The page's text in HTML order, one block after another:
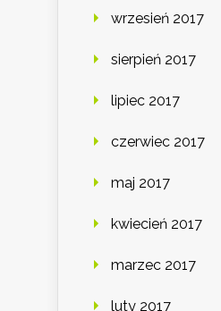
wrzesień 2017
sierpień 2017
lipiec 2017
czerwiec 2017
maj 2017
kwiecień 2017
marzec 2017
luty 2017